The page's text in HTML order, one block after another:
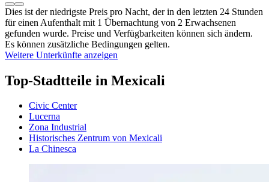
Dies ist der niedrigste Preis pro Nacht, der in den letzten 24 Stunden
für einen Aufenthalt mit 1 Übernachtung von 2 Erwachsenen
gefunden wurde. Preise und Verfügbarkeiten können sich ändern.
Es können zusätzliche Bedingungen gelten.
Weitere Unterkünfte anzeigen
Top-Stadtteile in Mexicali
Civic Center
Lucerna
Zona Industrial
Historisches Zentrum von Mexicali
La Chinesca